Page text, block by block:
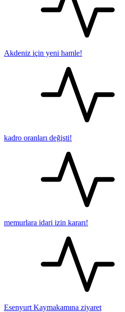
Akdeniz için yeni hamle!
kadro oranları değişti!
memurlara idari izin kararı!
Esenyurt Kaymakamına ziyaret